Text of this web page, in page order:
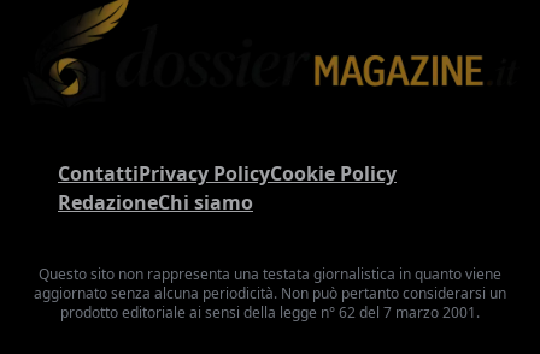
ContattiPrivacy PolicyCookie Policy
RedazioneChi siamo
Questo sito non rappresenta una testata giornalistica in quanto viene
aggiornato senza alcuna periodicità. Non può pertanto considerarsi un
prodotto editoriale ai sensi della legge n° 62 del 7 marzo 2001.